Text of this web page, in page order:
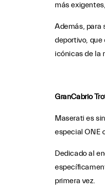
más
Además, para
deportivo, que
icónicas de la
GranCabrio
Maserati es
especial ONE
Dedicado al
primera vez.